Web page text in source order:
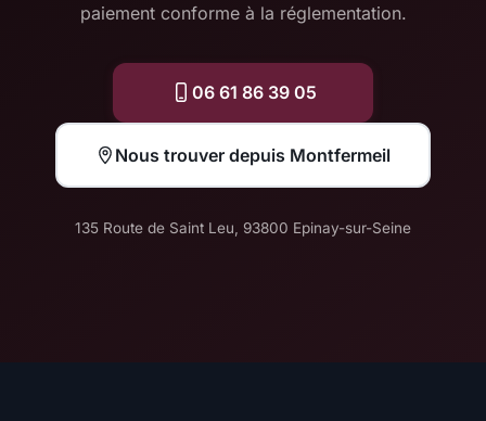
paiement conforme à la réglementation.
06 61 86 39 05
Nous trouver depuis Montfermeil
135 Route de Saint Leu, 93800 Epinay-sur-Seine